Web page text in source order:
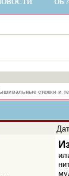
ОБ
стежки и